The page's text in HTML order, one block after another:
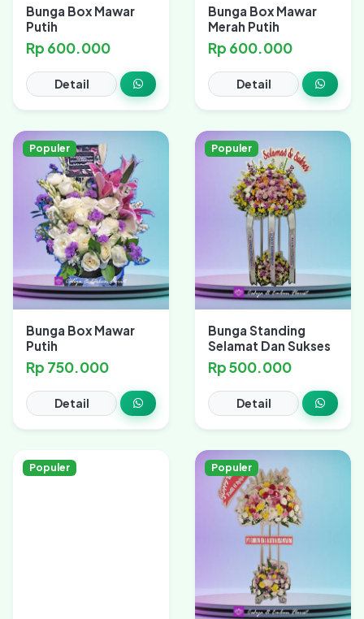
Bunga Box Mawar
Putih
Rp 600.000
Detail
Bunga Box Mawar
Merah Putih
Rp 600.000
Detail
Populer
Bunga Box Mawar
Putih
Rp 750.000
Detail
Populer
Bunga Standing
Selamat Dan Sukses
Rp 500.000
Detail
Populer Populer